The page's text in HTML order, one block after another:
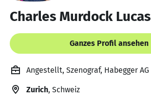
Charles Murdock Lucas
Ganzes Profil ansehen
Angestellt, Szenograf, Habegger AG
Zurich, Schweiz